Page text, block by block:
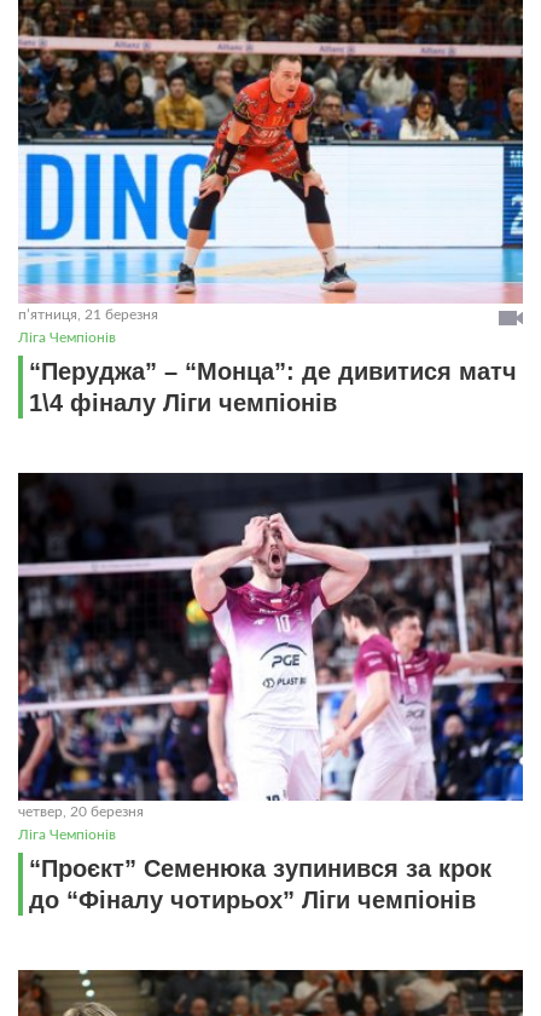
пʼятниця, 21 березня
Ліга Чемпіонів
“Перуджа” – “Монца”: де дивитися матч
1\4 фіналу Ліги чемпіонів
четвер, 20 березня
Ліга Чемпіонів
“Проєкт” Семенюка зупинився за крок
до “Фіналу чотирьох” Ліги чемпіонів